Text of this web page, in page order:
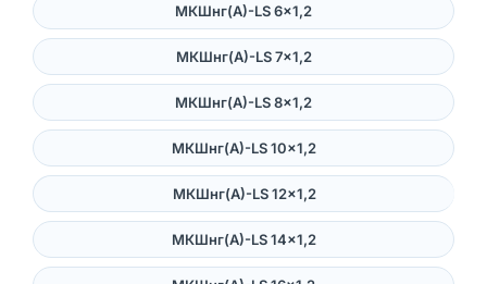
МКШнг(А)-LS 6×1,2
МКШнг(А)-LS 7×1,2
МКШнг(А)-LS 8×1,2
МКШнг(А)-LS 10×1,2
МКШнг(А)-LS 12×1,2
МКШнг(А)-LS 14×1,2